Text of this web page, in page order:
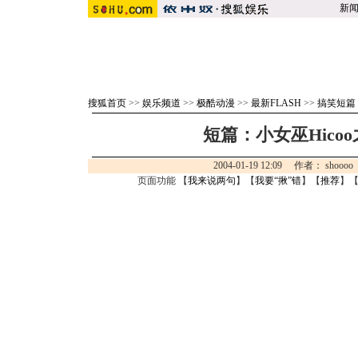
新闻
搜狐首页 >> 娱乐频道 >> 极酷动漫 >> 最新FLASH >> 搞笑短篇
短篇：小女巫Hicoo
2004-01-19 12:09 作者：
页面功能 【我来说两句 】【我要“揪”错】【推荐】